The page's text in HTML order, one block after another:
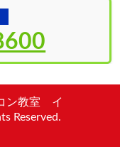
ン教室 イ
Reserved.